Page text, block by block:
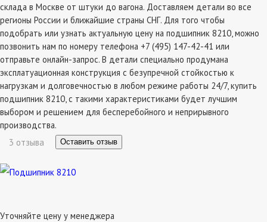
склада в Москве от штуки до вагона. Доставляем детали во все
регионы России и ближайшие страны СНГ. Для того чтобы
подобрать или узнать актуальную цену на подшипник 8210, можно
позвонить нам по номеру телефона +7 (495) 147-42-41 или
отправьте онлайн-запрос. В детали специально продумана
эксплатуационная конструкция с безупречной стойкостью к
нагрузкам и долговечностью в любом режиме работы 24/7, купить
подшипник 8210, с такими характеристиками будет лучшим
выбором и решением для бесперебойного и неприрывного
производства.
3 отзыва
Оставить отзыв
Уточняйте цену у менеджера